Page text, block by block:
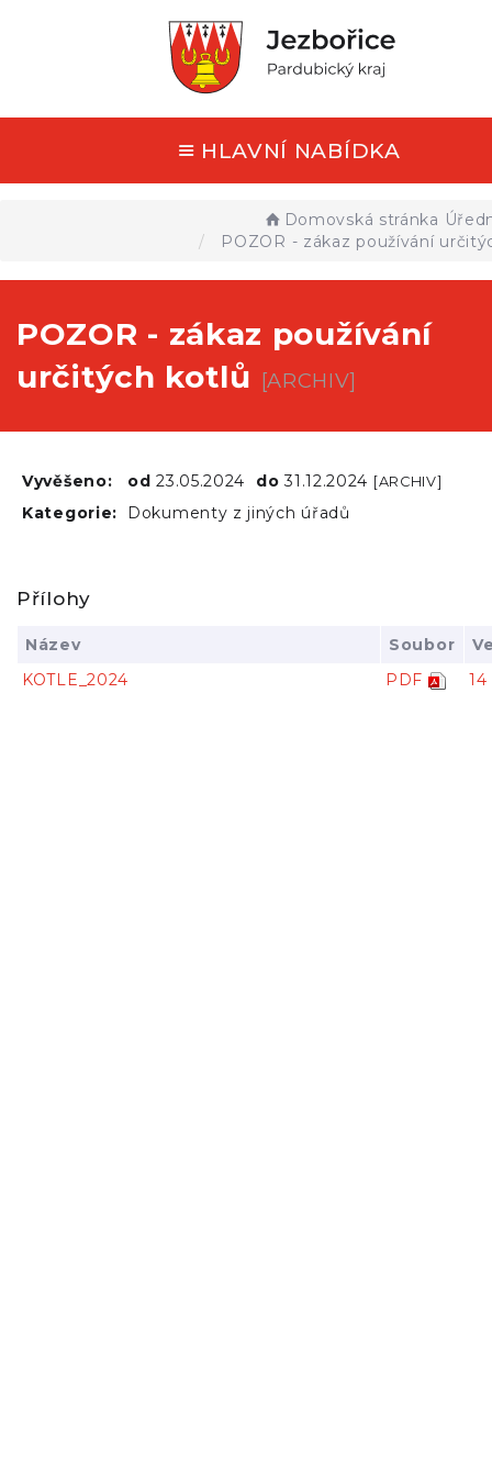
HLAVNÍ NABÍDKA
Domovská stránka
POZOR - zákaz používání
POZOR - zákaz používání
určitých kotlů [ARCHIV]
Vyvěšeno: od23.05.2024 do31.12.2024 [ARCHIV]
Kategorie: Dokumenty z jiných úřadů
Přílohy
Název Soubor
KOTLE_2024
PDF